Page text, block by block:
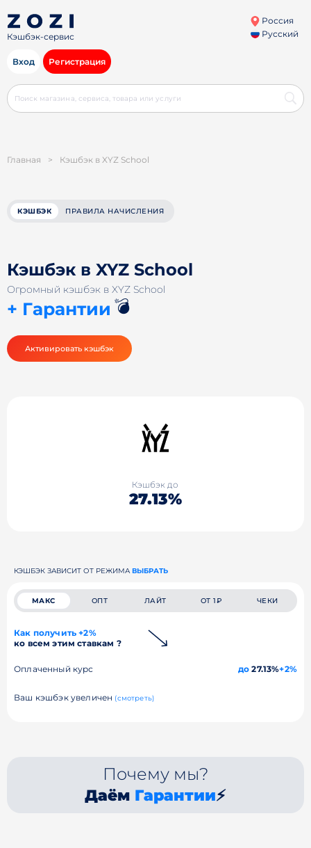
Кэшбэк-сервис
Россия
Русский
Вход Регистрация
Главная > Кэшбэк в XYZ School
КЭШБЭК ПРАВИЛА НАЧИСЛЕНИЯ
Кэшбэк в XYZ School
Огромный кэшбэк в XYZ School
+ Гарантии 💣
Активировать кэшбэк
Кэшбэк до
27.13%
КЭШБЭК ЗАВИСИТ ОТ РЕЖИМА ВЫБРАТЬ
МАКС ОПТ ЛАЙТ ОТ 1₽ ЧЕКИ
Как получить +2%
ко всем этим ставкам ?
Оплаченный курс до 27.13%+2%
Ваш кэшбэк увеличен (смотреть)
Почему мы?
Даём Гарантии⚡